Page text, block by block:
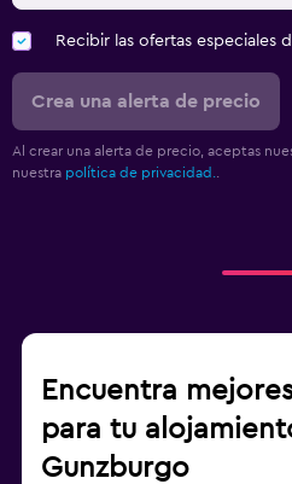
Recibir las ofertas especiales
Crea una alerta de precio
Al crear una alerta de precio, aceptas
nuestra política de privacidad.
Encuentra
para tu
Gunzburgo